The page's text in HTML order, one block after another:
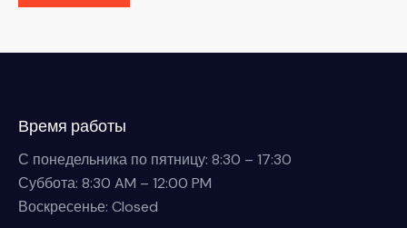
Время работы
С понедельника по пятницу: 8:30 – 17:30
Суббота: 8:30 AM – 12:00 PM
Воскресенье: Closed